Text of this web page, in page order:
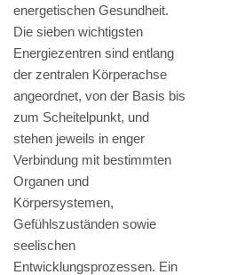
energetischen Gesundheit.
Die sieben wichtigsten
Energiezentren sind entlang
der zentralen Körperachse
angeordnet, von der Basis bis
zum Scheitelpunkt, und
stehen jeweils in enger
Verbindung mit bestimmten
Organen und
Körpersystemen,
Gefühlszuständen sowie
seelischen
Entwicklungsprozessen. Ein